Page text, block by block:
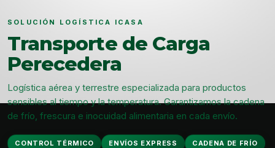
SOLUCIÓN LOGÍSTICA ICASA
Transporte de Carga
Perecedera
Logística aérea y terrestre especializada para productos
sensibles al tiempo y la temperatura. Garantizamos la cadena
de frío, frescura e inocuidad alimentaria en cada envío.
CONTROL TÉRMICO ENVÍOS EXPRESS CADENA DE FRÍO